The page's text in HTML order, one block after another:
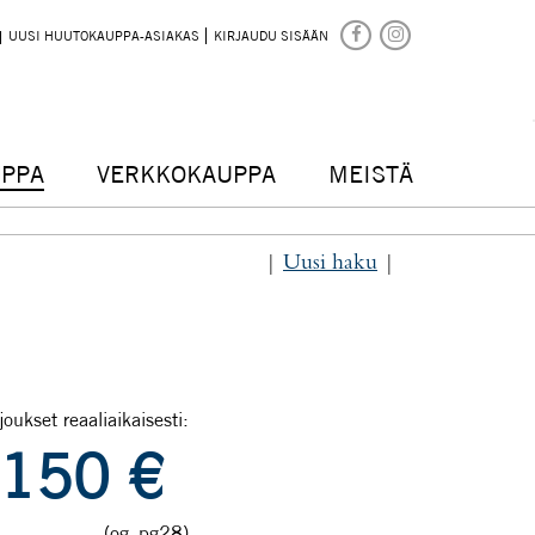
UUSI HUUTOKAUPPA-ASIAKAS KIRJAUDU SISÄÄN
VERKKOKAUPPA MEISTÄ
Uusi haku
reaaliaikaisesti:
150 €